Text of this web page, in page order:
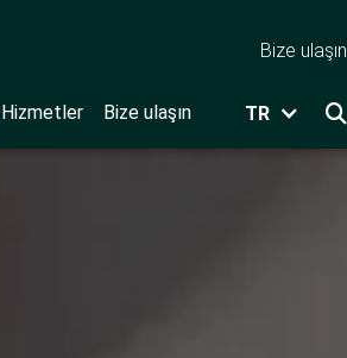
Bize ulaşın
TR
Hizmetler Bize ulaşın 